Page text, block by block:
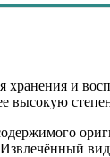
и
высокую